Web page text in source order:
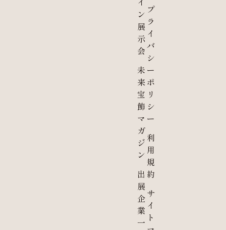
ン
展
示
会
未
来
宝
飾
マ
ガ
ジ
ン
出
展
企
業
一
プ
ラ
イ
バ
シ
ー
ポ
リ
シ
ー
利
用
規
約
サ
イ
ト